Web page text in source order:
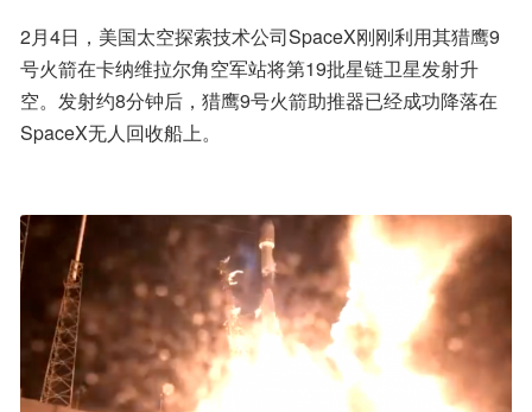
2月4日，美国太空探索技术公司SpaceX刚刚利用其猎鹰9
号火箭在卡纳维拉尔角空军站将第19批星链卫星发射升
空。发射约8分钟后，猎鹰9号火箭助推器已经成功降落在
SpaceX无人回收船上。